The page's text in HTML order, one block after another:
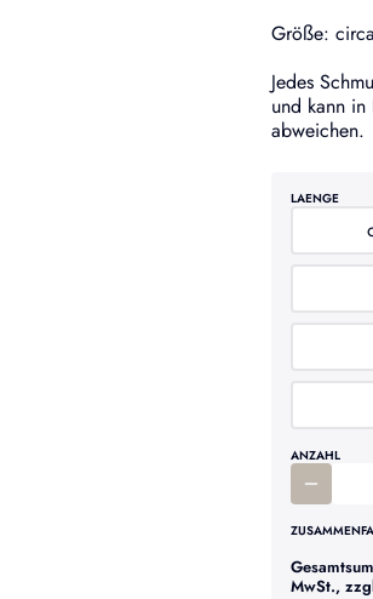
Größe:
Jedes
und kann in
abweichen.
LAENGE
ANZAHL
MwSt.,